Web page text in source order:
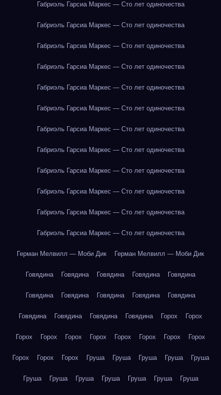
Габриэль Гарсиа Маркес — Сто лет одиночества
Габриэль Гарсиа Маркес — Сто лет одиночества
Габриэль Гарсиа Маркес — Сто лет одиночества
Габриэль Гарсиа Маркес — Сто лет одиночества
Габриэль Гарсиа Маркес — Сто лет одиночества
Габриэль Гарсиа Маркес — Сто лет одиночества
Габриэль Гарсиа Маркес — Сто лет одиночества
Габриэль Гарсиа Маркес — Сто лет одиночества
Габриэль Гарсиа Маркес — Сто лет одиночества
Габриэль Гарсиа Маркес — Сто лет одиночества
Габриэль Гарсиа Маркес — Сто лет одиночества
Габриэль Гарсиа Маркес — Сто лет одиночества
Герман Мелвилл — Моби Дик Герман Мелвилл — Моби Дик
Говядина Говядина Говядина Говядина Говядина
Говядина Говядина Говядина Говядина Говядина
Говядина Говядина Говядина Говядина Горох Горох
Горох Горох Горох Горох Горох Горох Горох Горох
Горох Горох Горох Груша Груша Груша Груша Груша
Груша Груша Груша Груша Груша Груша Груша